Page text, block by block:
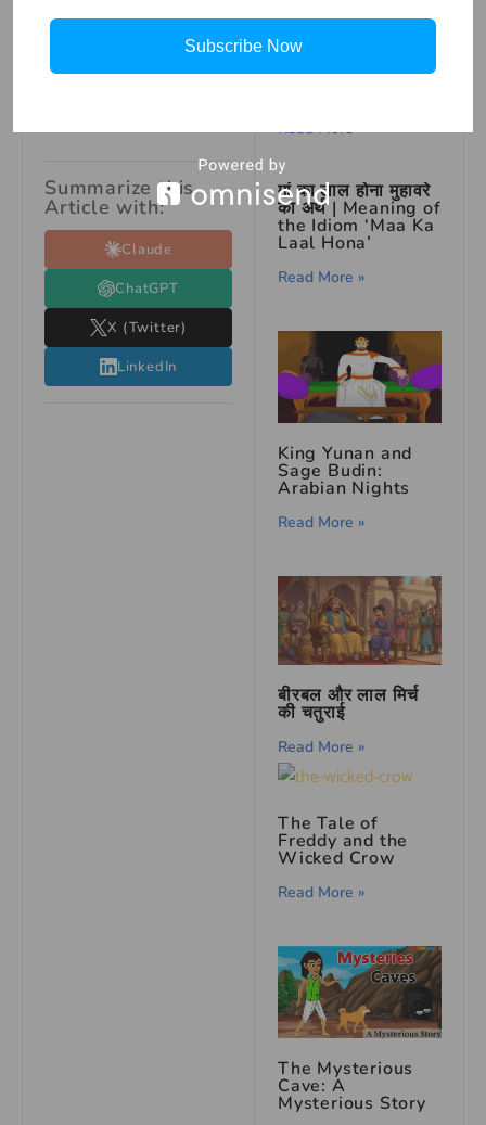
उपयोग करके आप अपनी
Summarize this
Article with:
Claude
ChatGPT
X (Twitter)
LinkedIn
how to draw
Among Us in
simple steps for
Read More »
मां का लाल होना मुहावरे
का अर्थ | Meaning of
the Idiom ‘Maa Ka
Laal Hona’
Read More »
King Yunan and
Sage Budin:
Arabian Nights
Read More »
बीरबल और लाल मिर्च
की चतुराई
Read More »
The Tale of
Freddy and the
Wicked Crow
Read More »
The Mysterious
Cave: A
Mysterious Story
Subscribe Now